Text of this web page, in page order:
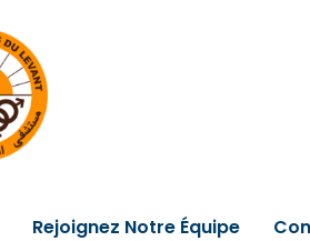
Rejoignez Notre Équipe